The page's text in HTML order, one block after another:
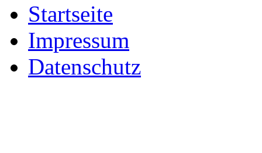
Startseite
Impressum
Datenschutz